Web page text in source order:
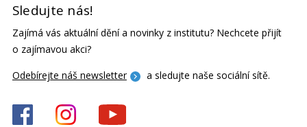
Sledujte nás!
Zajímá vás aktuální dění a novinky z institutu? Nechcete přijít
o zajímavou akci?
Odebírejte náš newsletter
a sledujte naše sociální sítě.